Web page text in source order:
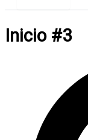
Inicio #3